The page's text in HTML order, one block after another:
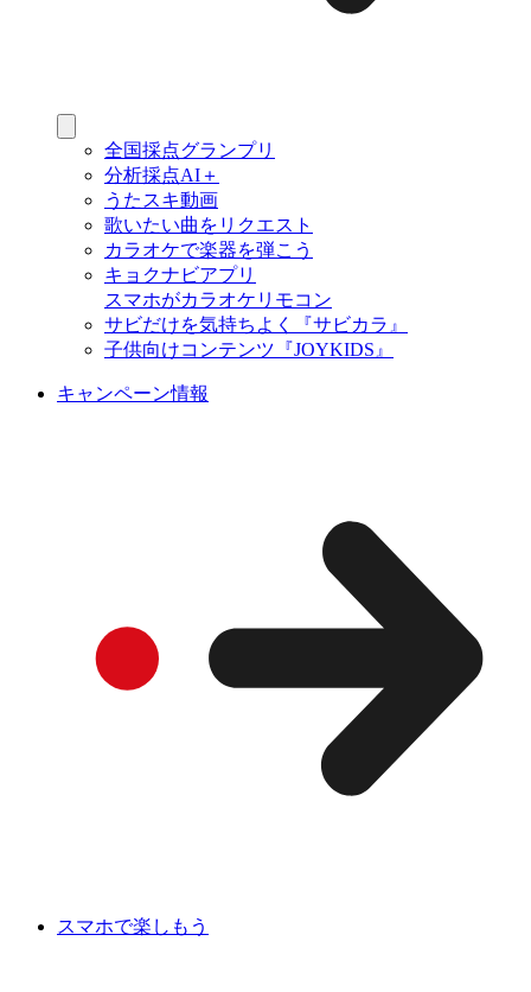
全国採点グランプリ
分析採点AI＋
うたスキ動画
歌いたい曲をリクエスト
カラオケで楽器を弾こう
キョクナビアプリ
スマホがカラオケリモコン
サビだけを気持ちよく『サビカラ』
子供向けコンテンツ『JOYKIDS』
キャンペーン情報
スマホで楽しもう